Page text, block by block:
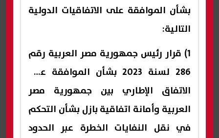
بشأن الموافقة على الاتفاقيات الدولية
التالية:
1) قرار رئيس جمهورية مصر العربية رقم
286 لسنة 2023 بشأن الموافقة على
الاتفاق الإطاري بين جمهورية مصر
العربية وأمانة اتفاقية بازل بشأن التحكم
في نقل النفايات الخطرة عبر الحدود